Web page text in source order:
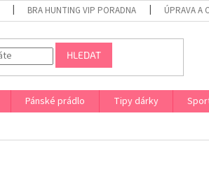
BRA HUNTING VIP PORADNA ÚPRAVA A
HLEDAT
Pánské prádlo Tipy dárky